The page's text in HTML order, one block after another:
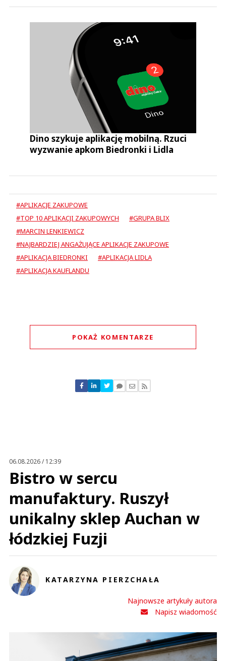
Dino szykuje aplikację mobilną. Rzuci
wyzwanie apkom Biedronki i Lidla
#APLIKACJE ZAKUPOWE
#TOP 10 APLIKACJI ZAKUPOWYCH
#GRUPA BLIX
#MARCIN LENKIEWICZ
#NAJBARDZIEJ ANGAŻUJĄCE APLIKACJE ZAKUPOWE
#APLIKACJA BIEDRONKI
#APLIKACJA LIDLA
#APLIKACJA KAUFLANDU
POKAŻ KOMENTARZE
Nie znaleziono komentarzy
Zostaw swoje komentarze
06.08.2026 / 12:39
Bistro w sercu
manufaktury. Ruszył
unikalny sklep Auchan w
łódzkiej Fuzji
KATARZYNA PIERZCHAŁA
Najnowsze artykuły autora
Napisz wiadomość